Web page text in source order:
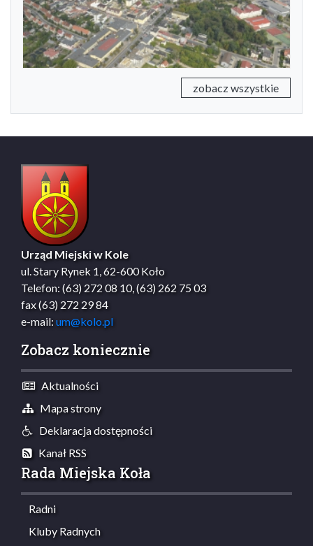
zobacz wszystkie
Urząd Miejski w Kole
ul. Stary Rynek 1, 62-600 Koło
Telefon: (63) 272 08 10, (63) 262 75 03
fax (63) 272 29 84
e-mail: um@kolo.pl
Zobacz koniecznie
Aktualności
Mapa strony
Deklaracja dostępności
Kanał RSS
Rada Miejska Koła
Radni
Kluby Radnych